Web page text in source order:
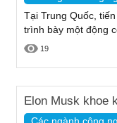
Tại Trung Quốc,
trình bày một động
19
Elon Musk khoe